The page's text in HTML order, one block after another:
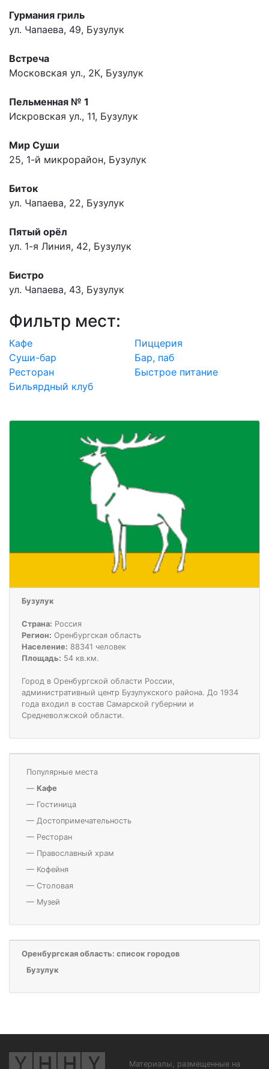
Гурмания гриль
ул. Чапаева, 49, Бузулук
Встреча
Московская ул., 2К, Бузулук
Пельменная № 1
Искровская ул., 11, Бузулук
Мир Суши
25, 1-й микрорайон, Бузулук
Биток
ул. Чапаева, 22, Бузулук
Пятый орёл
ул. 1-я Линия, 42, Бузулук
Бистро
ул. Чапаева, 43, Бузулук
Фильтр мест:
Кафе
Пиццерия
Суши-бар
Бар, паб
Ресторан
Быстрое питание
Бильярдный клуб
Бузулук
Страна: Россия
Регион: Оренбургская область
Население: 88341 человек
Площадь: 54 кв.км.
Город в Оренбургской области России,
административный центр Бузулукского района. До 1934
года входил в состав Самарской губернии и
Средневолжской области.
Популярные места
— Кафе
— Гостиница
— Достопримечательность
— Ресторан
— Православный храм
— Кофейня
— Столовая
— Музей
Оренбургская область: список городов
Бузулук
Материалы, размещенные на